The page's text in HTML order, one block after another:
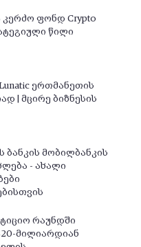
კერძო ფონდ Crypto
წილი
Lunatic ერთმანეთის
| მცირე ბიზნესის
მობილბანკის
- ახალი
რაუნდში
მილიარდიან